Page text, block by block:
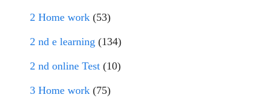
2 Home work (53)
2 nd e learning (134)
2 nd online Test (10)
3 Home work (75)